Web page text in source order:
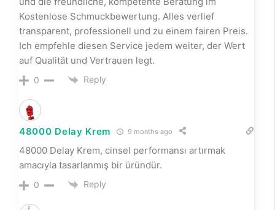
https://play.google.com/store/apps/details?
id=com.chat.chatpaestine&pli=1شات فلسطين للجوال
شات صوتي فلسطيني دردشة فلسطين
Reply
افضل دبس تمر
في عالم الضيافة العربية، لا شيء يضاهي روعة تمر رزيز
سفسيف، تمر بضمان الجودة، تمر النخبة للضيافة الراقية،
طلب تمور بالجملة، الذهب الأحمر الحساوي، تمر معبأ بإتقان،
الحسا، تمور المدينة المنورة، لومي حساوي طبيعي، خليط
كيكة التمر. تُعد هذه المنتجات رمزاً للجودة والفخامة، حيث يتم